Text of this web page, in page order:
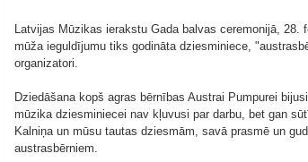
Latvijas Mūzikas ierakstu Gada balvas ceremonijā, 28.
mūža ieguldījumu tiks godināta dziesminiece,
organizatori.
Dziedāšana kopš agras bērnības Austrai Pumpurei
mūzika dziesminiecei nav kļuvusi par darbu, bet gan
Kalniņa un mūsu tautas dziesmām, savā prasmē un
austrasbērniem.